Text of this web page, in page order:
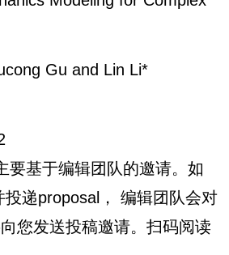
Gu and Lin Li*
要基于编辑团队的邀请。如
递proposal， 编辑团队会对
您发送投稿邀请。扫码阅读